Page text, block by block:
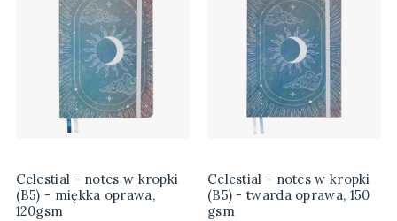
Celestial - notes w kropki
(B5) - miękka oprawa,
120gsm
Celestial - notes w kropki
(B5) - twarda oprawa, 150
gsm